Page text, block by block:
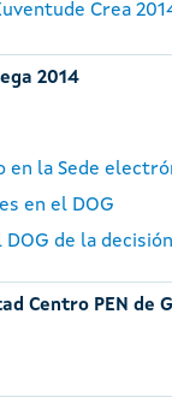
Crea
2014
en la Sede
en el DOG
DOG de la
Centro PEN de